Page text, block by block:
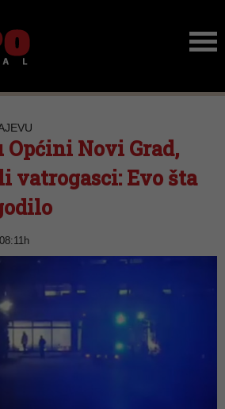
Općini Novi Grad,
vatrogasci: Evo šta